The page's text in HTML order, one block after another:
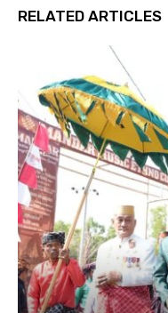
RELATED ARTICLES